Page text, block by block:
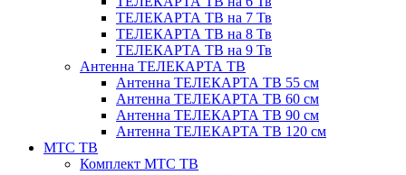
ТЕЛЕКАРТА ТВ на 7 Тв
ТЕЛЕКАРТА ТВ на 8 Тв
ТЕЛЕКАРТА ТВ на 9 Тв
Антенна ТЕЛЕКАРТА ТВ
Антенна ТЕЛЕКАРТА ТВ 55 см
Антенна ТЕЛЕКАРТА ТВ 60 см
Антенна ТЕЛЕКАРТА ТВ 90 см
Антенна ТЕЛЕКАРТА ТВ 120 см
МТС ТВ
Комплект МТС ТВ